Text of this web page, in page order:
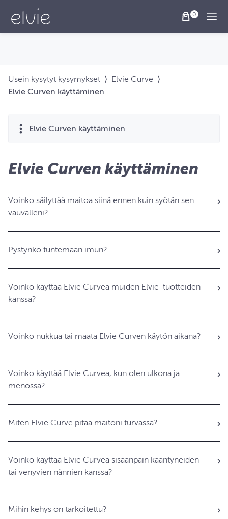
Usein kysytyt kysymykset ⟩ Elvie Curve ⟩
Elvie Curven käyttäminen
Elvie Curven käyttäminen
Elvie Curven käyttäminen
Voinko säilyttää maitoa siinä ennen kuin syötän sen
vauvalleni?
Pystynkö tuntemaan imun?
Voinko käyttää Elvie Curvea muiden Elvie-tuotteiden
kanssa?
Voinko nukkua tai maata Elvie Curven käytön aikana?
Voinko käyttää Elvie Curvea, kun olen ulkona ja
menossa?
Miten Elvie Curve pitää maitoni turvassa?
Voinko käyttää Elvie Curvea sisäänpäin kääntyneiden
tai venyvien nännien kanssa?
Mihin kehys on tarkoitettu?